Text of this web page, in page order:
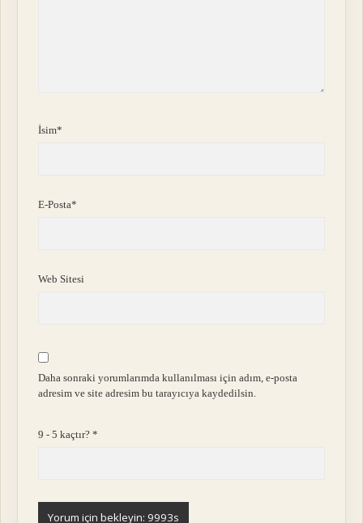
İsim*
E-Posta*
Web Sitesi
Daha sonraki yorumlarımda kullanılması için adım, e-posta
adresim ve site adresim bu tarayıcıya kaydedilsin.
9 - 5 kaçtır?*